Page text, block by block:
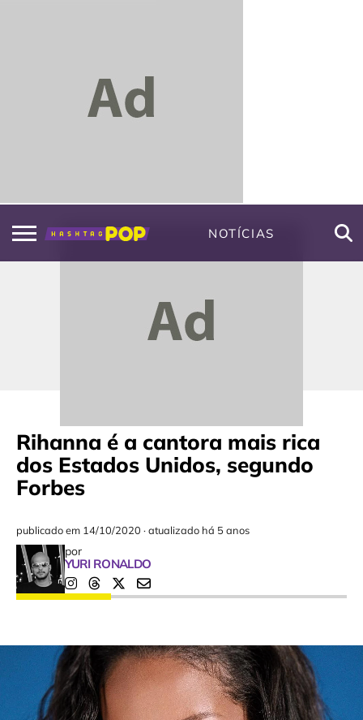
NOTÍCIAS
Rihanna é a cantora mais rica
dos Estados Unidos, segundo
Forbes
publicado em 14/10/2020 ·atualizado há 5 anos
por
YURI RONALDO